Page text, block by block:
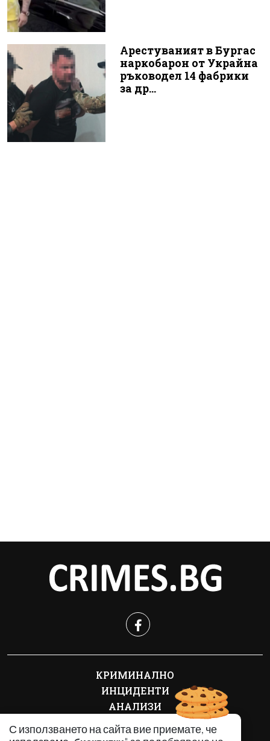
Арестуваният в Бургас
наркобарон от Украйна
ръководел 14 фабрики
за др...
С използването на сайта вие приемате, че
КРИМИНАЛНО
ИНЦИДЕНТИ
АНАЛИЗИ
ПО СВЕТА
ВОДЕЩИ ТЕМИ